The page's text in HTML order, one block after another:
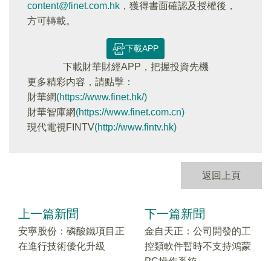
content@finet.com.hk ，獲得書面確認及授權後，
方可轉載。
下載APP
下載財華財經APP，把握投資先機
更多精彩内容，請點擊：
財華網(https://www.finet.hk/)
財華智庫網(https://www.finet.com.cn)
現代電視FINTV(http://www.fintv.hk)
返回上頁
上一篇新聞
安寧股份：磷酸鐵項目正
在進行技術優化升級
下一篇新聞
金自天正：公司開發的工
控類軟件暫時不支持鴻蒙